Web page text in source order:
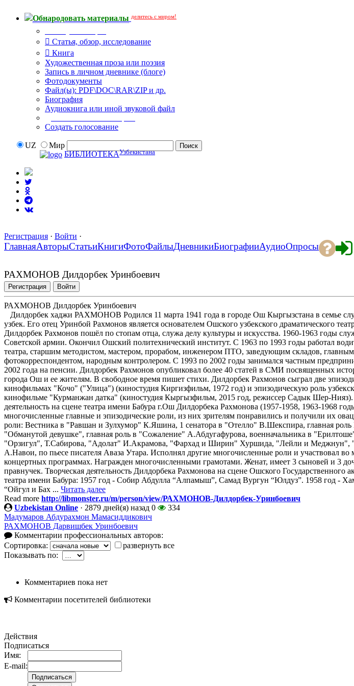
Обнародовать материалы делитесь с миром!
Статья, обзор, исследование
Книга
Художественная проза или поэзия
Запись в личном дневнике (блоге)
Фотодокументы
Файл(ы): PDF\DOC\RAR\ZIP и др.
Биография
Аудиокнига или иной звуковой файл
Создать голосование
UZ
Мир
БИБЛИОТЕКАУзбекистана
Регистрация · Войти ·
ГлавнаяАвторыСтатьиКнигиФотоФайлыДневникиБиографииАудиоОпросы
РАХМОНОВ Дилдорбек Уринбоевич
Регистрация Войти
РАХМОНОВ Дилдорбек Уринбоевич
Дилдорбек хаджи РАХМОНОВ Родился 11 марта 1941 года в городе Ош Кыргызстана в семье
узбек. Его отец Уринбой Рахмонов является основателем Ошского узбекского драматического
Дилдорбек Рахмонов пошёл по стопам отца, служа делу культуры и искусства. 1960-1963 годы
Советской армии. Окончил Ошский политехнический институт. С 1963 по 1993 годы работал
театра, старшим методистом, мастером, прорабом, инженером ПТО, заведующим складов,
фотокорреспондентом, народным контролером. С 1993 по 2002 годы занимался частным
2002 года на пенсии. Дилдорбек Рахмонов опубликовал более 40 статей в СМИ посвященных
города Ош и ее жителям. В свободное время пишет стихи. Дилдорбек Рахмонов сыграл две
кинофильмах "Кочо" ("Улица") (киностудия Киргизфильм, 1972 год) и эпизодическую роль
кинофильме "Курманжан датка" (киностудия Кыргызфильм, 2015 год, режиссер Садык Шер-Нияз).
деятельность на сцене театра имени Бабура г.Ош Дилдорбека Рахмонова (1957-1958, 1963-1968
многочисленные главные и эпизодические роли, из них зрителям понравились и получили их
роли: Вестника в "Равшан и Зулхумор" К.Яшина, 1 сенатора в "Отелло" В.Шекспира, главная роль
"Обманутой девушке", главная роль в "Сожаление" А.Абдугафурова, военначальника в
"Орзигул", Т.Сабирова, "Адолат" И.Акрамова, "Фархад и Ширин" Хуршида, "Лейли и Меджнун",
А.Навои, по пьесе писателя Аваза Утара. Исполнял другие многочисленные роли и участвовал во
концертных программах. Награжден многочисленными грамотами. Женат, имеет 3 сыновей и 3
правнучек. Творческая деятельность Дилдорбека Рахмонова на сцене Ошского Государственного
театра имени Бабура: 1957 год - Собир Абдулла “Алпамыш”, Самад Вургун “Юлдуз”. 1958 год -
“Ойгул и Бах ... Читать далее
Read more http://libmonster.ru/m/person/view/РАХМОНОВ-Дилдорбек-Уринбоевич
Uzbekistan Online · 2879 дней(я) назад 0
334
Мадумаров Абдурахмон Мамасиддикович
РАХМОНОВ Дарвишбек Уринбоевич
Комментарии профессиональных авторов:
Сортировка:
развернуть все
Показывать по:
Комментариев пока нет
Комментарии посетителей библиотеки
Действия
Подписаться
Имя:
E-mail: